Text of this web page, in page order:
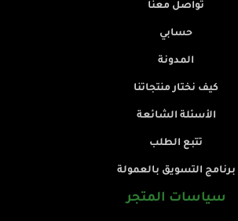
تواصل معنا
حسابي
المدونة
كيف نختار منتجاتنا
الأسئلة الشائعة
تتبع الطلب
برنامج التسويق بالعمولة
سياسات المتجر